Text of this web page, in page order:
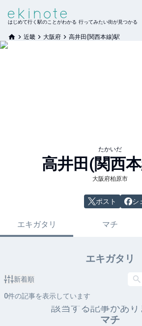
はじめて行く駅のことがわかる 行ってみたい街が見つかる
近畿 大阪府 高井田(関西本線)駅
たかいだ
高井田(関西
大阪府柏原市
ポスト シ
エキガタリ マチ
エキガタリ
新着順
0件の記事を表示しています
該当する記事があり
マチ